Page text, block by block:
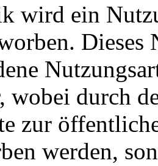
wird ein
Dieses
wobei durch
zur
werden,